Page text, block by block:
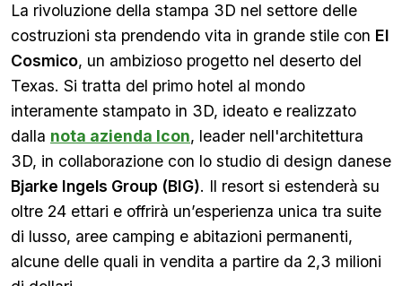
La rivoluzione della stampa 3D nel settore delle
costruzioni sta prendendo vita in grande stile con El
Cosmico, un ambizioso progetto nel deserto del
Texas. Si tratta del primo hotel al mondo
interamente stampato in 3D, ideato e realizzato
dalla nota azienda Icon, leader nell'architettura
3D, in collaborazione con lo studio di design danese
Bjarke Ingels Group (BIG). Il resort si estenderà su
oltre 24 ettari e offrirà un’esperienza unica tra suite
di lusso, aree camping e abitazioni permanenti,
alcune delle quali in vendita a partire da 2,3 milioni